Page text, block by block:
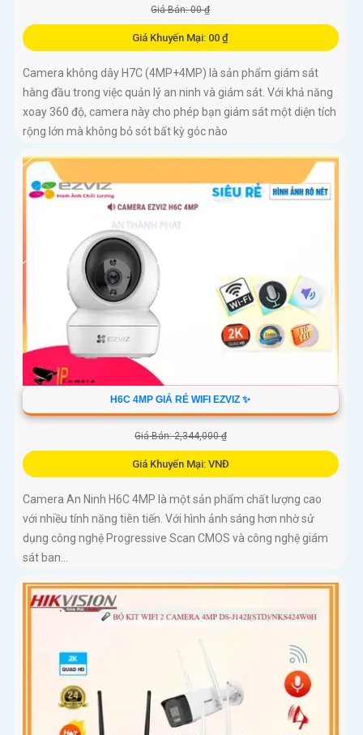
Giá Bán: 00 ₫
Giá Khuyến Mại: 00 ₫
Camera không dây H7C (4MP+4MP) là sản phẩm giám sát
hàng đầu trong việc quản lý an ninh và giám sát. Với khả năng
xoay 360 độ, camera này cho phép bạn giám sát một diện tích
rộng lớn mà không bỏ sót bất kỳ góc nào
H6C 4MP GIÁ RẺ WIFI EZVIZ ✨
Giá Bán: 2,344,000 ₫
Giá Khuyến Mại: VNĐ
Camera An Ninh H6C 4MP là một sản phẩm chất lượng cao
với nhiều tính năng tiên tiến. Với hình ảnh sáng hơn nhờ sử
dụng công nghệ Progressive Scan CMOS và công nghệ giám
sát ban...